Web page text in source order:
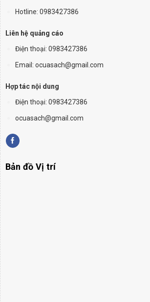
Hotline: 0983427386
Liên hệ quảng cáo
Điện thoại: 0983427386
Email: ocuasach@gmail.com
Hợp tác nội dung
Điện thoại: 0983427386
ocuasach@gmail.com
Bản đồ Vị trí